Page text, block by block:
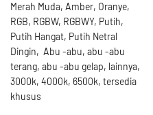
Merah Muda, Amber, Oranye,
RGB, RGBW, RGBWY, Putih,
Putih Hangat, Putih Netral
Dingin, Abu -abu, abu -abu
terang, abu -abu gelap, lainnya,
3000k, 4000k, 6500k, tersedia
khusus